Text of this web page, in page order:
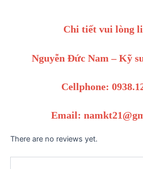
Chi tiết vui lòng
Nguyễn Đức Nam – Kỹ
Cellphone:
Email:
There are no reviews yet.